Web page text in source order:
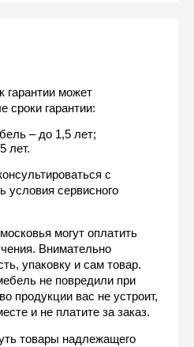
гарантии может
сроки гарантии:
– до 1,5 лет;
лет.
с
условия сервисного
могут оплатить
Внимательно
упаковку и сам товар.
не повредили при
продукции вас не устроит,
и не платите за заказ.
товары надлежащего